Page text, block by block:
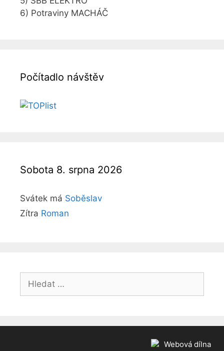
6) Potraviny MACHÁČ
Počítadlo návštěv
Sobota 8. srpna 2026
Svátek má Soběslav
Zítra Roman
a